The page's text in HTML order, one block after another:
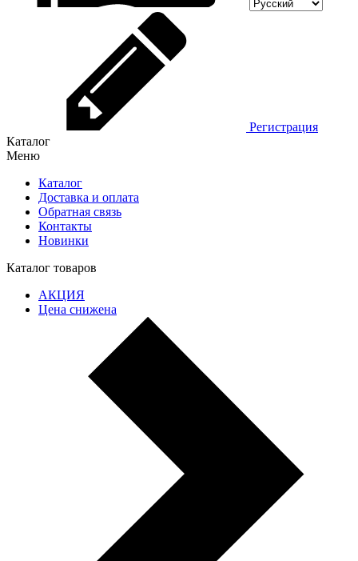
Регистрация
Каталог
Меню
Каталог
Доставка и оплата
Обратная связь
Контакты
Новинки
Каталог товаров
АКЦИЯ
Цена снижена